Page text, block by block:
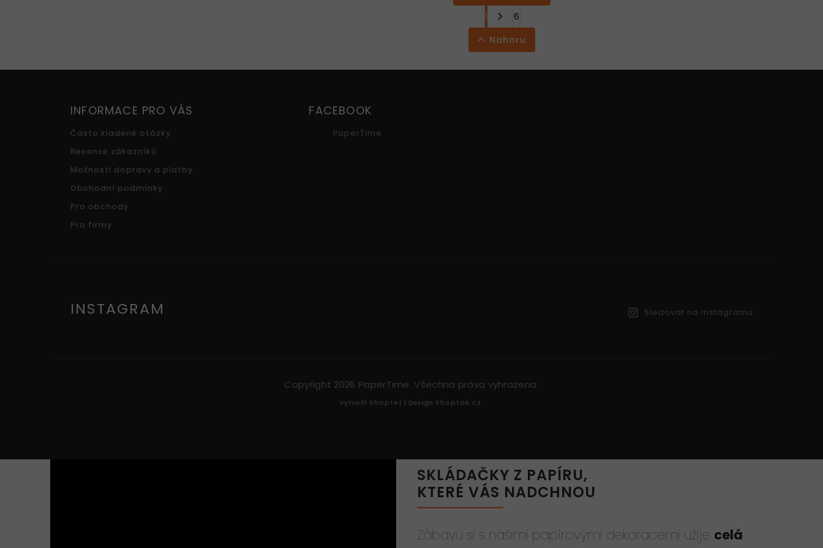
1
6
Nahoru
INFORMACE PRO VÁS
Často kladené otázky
Recenze zákazníků
Možnosti dopravy a platby
Obchodní podmínky
Pro obchody
Pro firmy
FACEBOOK
PaperTime
INSTAGRAM Sledovat na Instagramu
Copyright 2026 PaperTime. Všechna práva vyhrazena.
Vytvořil Shoptet | Design Shoptak.cz.
SKLÁDAČKY Z PAPÍRU,
KTERÉ VÁS NADCHNOU
Zábavu si s našimi papírovými dekoracemi užije celá